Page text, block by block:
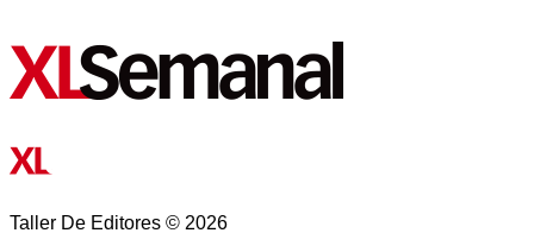
Taller De Editores © 2026